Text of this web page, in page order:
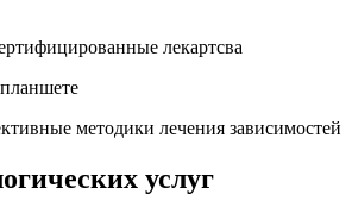
лекартсва
методики лечения зависимостей
услуг